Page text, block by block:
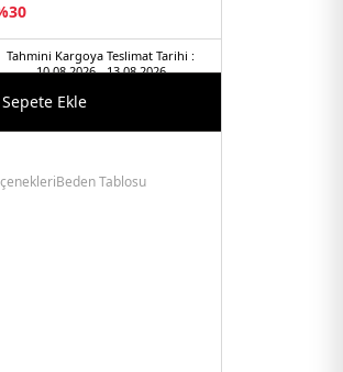
30
Tahmini Kargoya Teslimat Tarihi :
10.08.2026 - 13.08.2026
Sepete Ekle
Beden Tablosu